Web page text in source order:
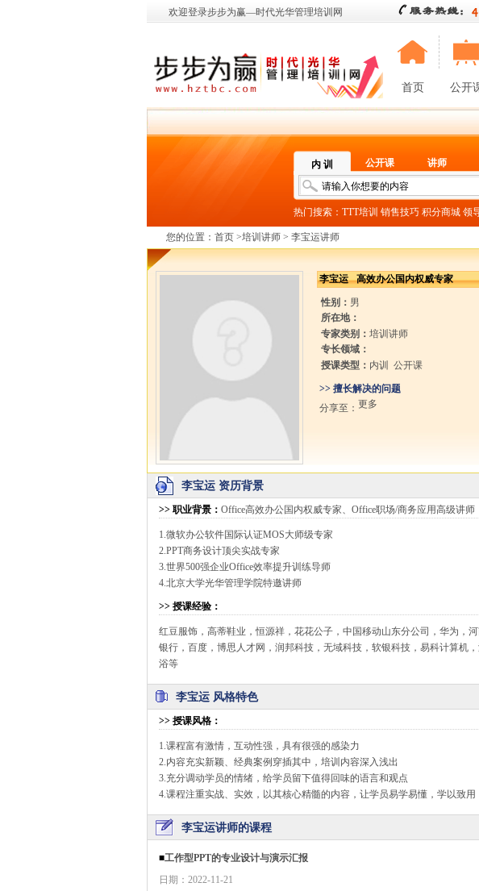
欢迎登录步步为赢—时代光华管理培训网
首页 公开
内 训 公开课 讲师
热门搜索： TTT培训 销售技巧 积分商城 领
您的位置： 首页 >培训讲师 > 李宝运讲师
李宝运 高效办公国内权威专家
性别： 男
所在地：
专家类别： 培训讲师
专长领域：
授课类型： 内训 公开课
>> 擅长解决的问题
分享至： 更多
李宝运 资历背景
>> 职业背景 ： Office高效办公国内权威专家、Office职场/商务应用高级讲师
1.微软办公软件国际认证MOS大师级专家
2.PPT商务设计顶尖实战专家
3.世界500强企业Office效率提升训练导师
4.北京大学光华管理学院特邀讲师
>> 授课经验：
红豆服饰，高蒂鞋业，恒源祥，花花公子，中国移动山东分公司，华为，
银行，百度，博思人才网，润邦科技，无域科技，软银科技，易科计算机
浴等
李宝运 风格特色
>> 授课风格 ：
1.课程富有激情，互动性强，具有很强的感染力
2.内容充实新颖、经典案例穿插其中，培训内容深入浅出
3.充分调动学员的情绪，给学员留下值得回味的语言和观点
4.课程注重实战、实效，以其核心精髓的内容，让学员易学易懂，学以致用
李宝运讲师的课程
■工作型PPT的专业设计与演示汇报
日期：2022-11-21